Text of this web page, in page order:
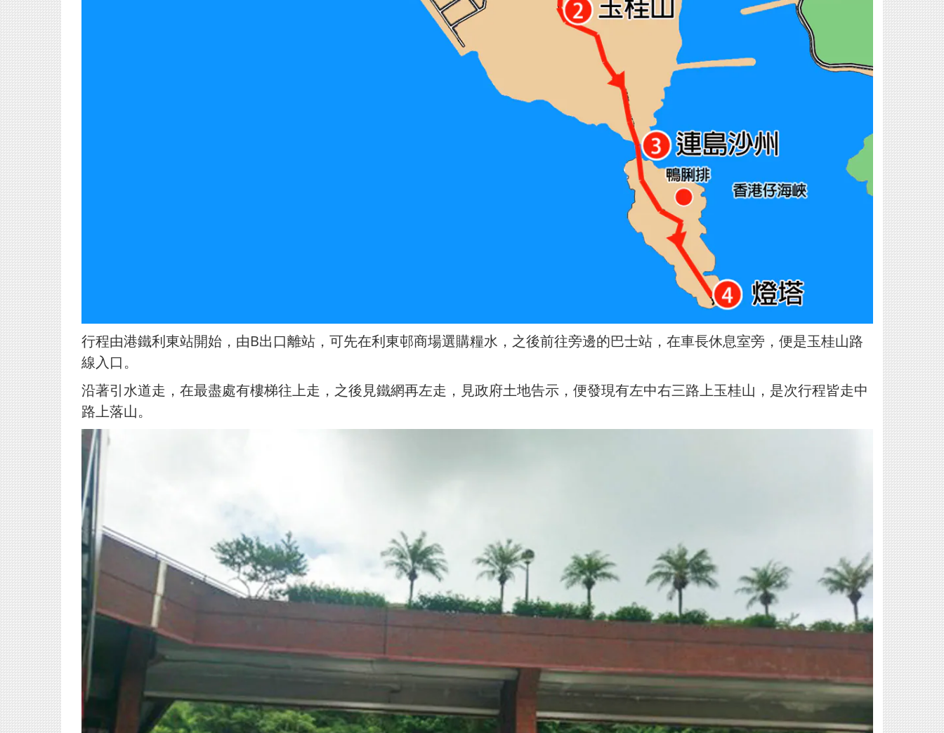
行程由港鐵利東站開始，由B出口離站，可先在利東邨商場選購糧水，之後前往旁邊的巴士站，在車長休息室旁，便是玉桂山路
線入口。
沿著引水道走，在最盡處有樓梯往上走，之後見鐵網再左走，見政府土地告示，便發現有左中右三路上玉桂山，是次行程皆走中
路上落山。